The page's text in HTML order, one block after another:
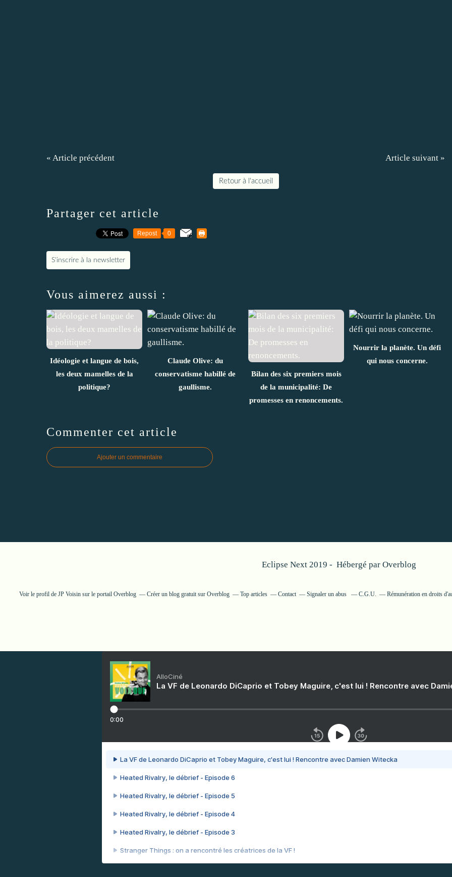
« Article précédent Article suivant »
Retour à l'accueil
Partager cet article
Repost 0
S'inscrire à la newsletter
Vous aimerez aussi :
Idéologie et langue de bois,
les deux mamelles de la
politique?
Claude Olive: du
conservatisme habillé de
gaullisme.
Bilan des six premiers mois
de la municipalité: De
promesses en renoncements.
Nourrir la planète. Un défi
qui nous concerne.
Commenter cet article
Ajouter un commentaire
Eclipse Next 2019 - Hébergé par Overblog
Voir le profil de JP Voisin sur le portail Overblog Créer un blog gratuit sur Overblog Top articles Contact Signaler un abus C.G.U. Rémunération en droits
AlloCiné
La VF de Leonardo DiCaprio et Tobey Maguire, c'est lui ! Rencontre avec
0:00
La VF de Leonardo DiCaprio et Tobey Maguire, c'est lui ! Rencontre avec Damien Witecka
Heated Rivalry, le débrief - Episode 6
Heated Rivalry, le débrief - Episode 5
Heated Rivalry, le débrief - Episode 4
Heated Rivalry, le débrief - Episode 3
Stranger Things : on a rencontré les créatrices de la VF !